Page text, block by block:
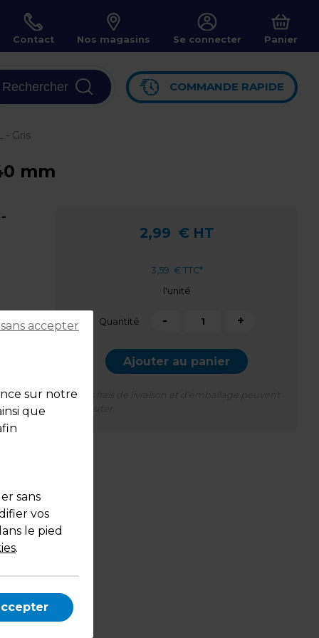
Contact Nos magasins Se connecter Panier
Rechercher COMMANDE RAPIDE
- Gris
mm
2,99 € HT
3,59 € TTC*
l'unité
Quantité - +
Ajouter au panier
*Des frais de livraison et d'emballage peuvent
sur notre
que
sans
vos
le pied
.
accepter